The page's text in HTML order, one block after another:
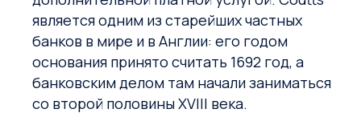
является одним из старейших частных
банков в мире и в Англии: его годом
основания принято считать 1692 год, а
банковским делом там начали заниматься
со второй половины XVIII века.